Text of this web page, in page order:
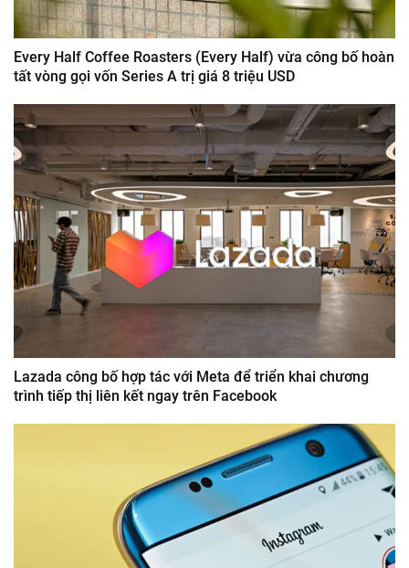
Every Half Coffee Roasters (Every Half) vừa công bố hoàn
tất vòng gọi vốn Series A trị giá 8 triệu USD
Lazada công bố hợp tác với Meta để triển khai chương
trình tiếp thị liên kết ngay trên Facebook